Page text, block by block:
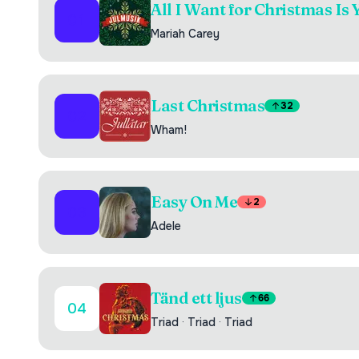
All I Want for Christmas Is
Mariah Carey
Last Christmas 32
Wham!
Easy On Me 2
Adele
04
Tänd ett ljus 66
Triad · Triad · Triad